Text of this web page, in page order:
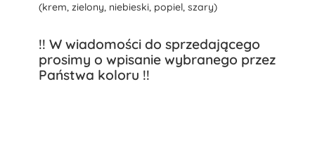
(krem, zielony, niebieski, popiel, szary)
!! W wiadomości do sprzedającego
prosimy o wpisanie wybranego przez
Państwa koloru !!